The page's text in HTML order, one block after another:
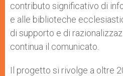
contributo significativo di
e alle biblioteche
di supporto e di
continua il comunicato.
Il progetto si rivolge a oltre